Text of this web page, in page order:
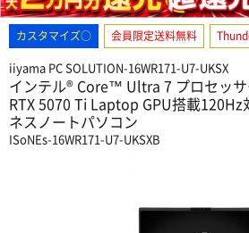
カスタマイズ○ 会員限定送料無料
iiyama PC SOLUTION-16WR171-U7-UKSX
インテル® Core™ Ultra 7 プロセッ
RTX 5070 Ti Laptop GPU搭載120Hz
ネスノートパソコン
ISoNEs-16WR171-U7-UKSXB